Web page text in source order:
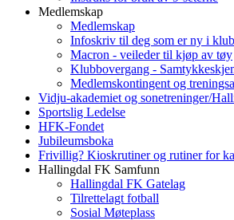
Medlemskap
Medlemskap
Infoskriv til deg som er ny i
Macron - veileder til kjøp av tøy
Klubbovergang -
Medlemskontingent og
Vidju-akademiet og sonetreninger/
Sportslig Ledelse
HFK-Fondet
Jubileumsboka
Frivillig? Kioskrutiner og rutiner for
Hallingdal FK Samfunn
Hallingdal FK Gatelag
Tilrettelagt fotball
Sosial Møteplass